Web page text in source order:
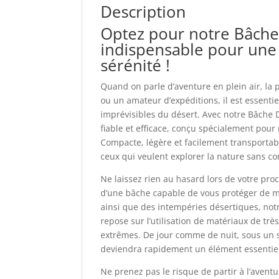
Description
Optez pour notre
indispensable pour
sérénité !
Quand on parle d’aventure en plein air,
ou un amateur d’expéditions, il est
imprévisibles du désert. Avec notre Bâche
fiable et efficace, conçu spécialement
Compacte, légère et facilement
ceux qui veulent explorer la nature sans
Ne laissez rien au hasard lors de votre
d’une bâche capable de vous protéger
ainsi que des intempéries désertiques,
repose sur l’utilisation de matériaux de
extrêmes. De jour comme de nuit, sous
deviendra rapidement un élément
Ne prenez pas le risque de partir à